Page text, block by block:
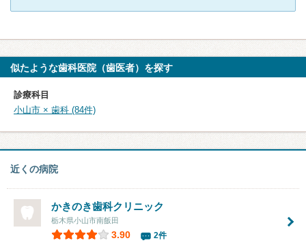
似たような歯科医院（歯医者）を探す
診療科目
小山市 × 歯科 (84件)
近くの病院
かきのき歯科クリニック
栃木県小山市南飯田
3.90 2件